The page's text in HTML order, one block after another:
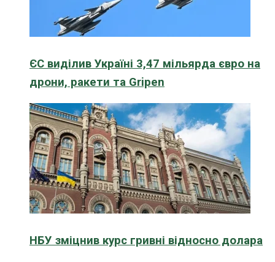
ЄС виділив Україні 3,47 мільярда євро на
дрони, ракети та Gripen
НБУ зміцнив курс гривні відносно долара